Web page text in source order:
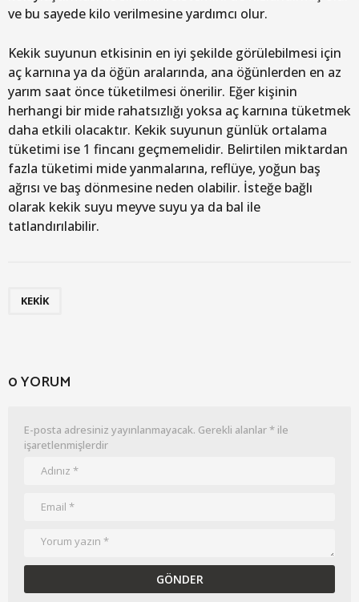
ve bu sayede kilo verilmesine yardımcı olur.
Kekik suyunun etkisinin en iyi şekilde görülebilmesi için
aç karnına ya da öğün aralarında, ana öğünlerden en az
yarım saat önce tüketilmesi önerilir. Eğer kişinin
herhangi bir mide rahatsızlığı yoksa aç karnına tüketmek
daha etkili olacaktır. Kekik suyunun günlük ortalama
tüketimi ise 1 fincanı geçmemelidir. Belirtilen miktardan
fazla tüketimi mide yanmalarına, reflüye, yoğun baş
ağrısı ve baş dönmesine neden olabilir. İsteğe bağlı
olarak kekik suyu meyve suyu ya da bal ile
tatlandırılabilir.
KEKIK
0 YORUM
E-posta adresiniz yayınlanmayacak. Gerekli alanlar* ile
işaretlenmişlerdir